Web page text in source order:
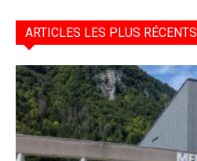
ARTICLES LES PLUS RÉCENTS